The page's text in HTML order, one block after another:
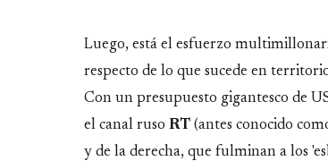
Luego, está el esfuerzo
respecto de lo que sucede en
Con un presupuesto gigantesco de
el canal ruso RT (antes conocido
y de la derecha, que fulminan a los